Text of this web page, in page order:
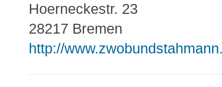
Hoerneckestr. 23
28217 Bremen
http://